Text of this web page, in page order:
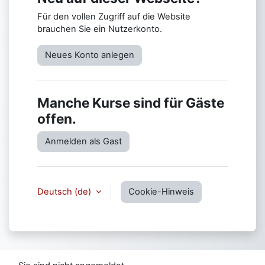
Für den vollen Zugriff auf die Website
brauchen Sie ein Nutzerkonto.
Neues Konto anlegen
Manche Kurse sind für Gäste
offen.
Anmelden als Gast
Deutsch ‎(de)‎ Cookie-Hinweis